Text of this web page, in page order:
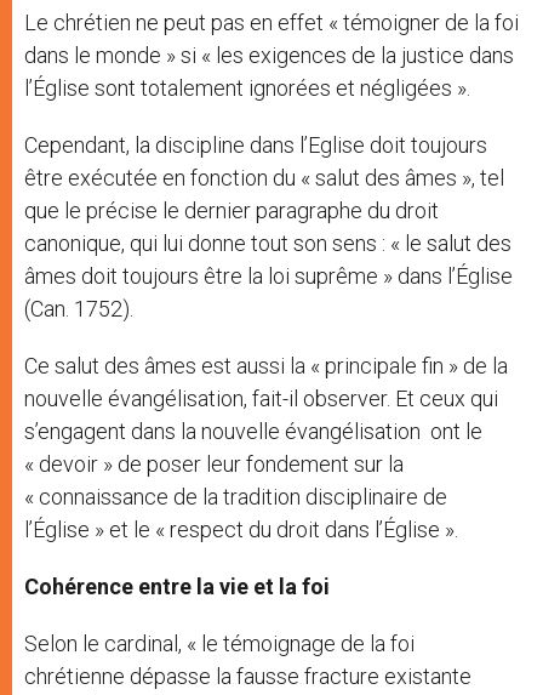
Le chrétien ne peut pas en effet « témoigner de la foi
dans le monde » si « les exigences de la justice dans
l’Église sont totalement ignorées et négligées ».
Cependant, la discipline dans l’Eglise doit toujours
être exécutée en fonction du « salut des âmes », tel
que le précise le dernier paragraphe du droit
canonique, qui lui donne tout son sens : « le salut des
âmes doit toujours être la loi suprême » dans l’Église
(Can. 1752).
Ce salut des âmes est aussi la « principale fin » de la
nouvelle évangélisation, fait-il observer. Et ceux qui
s’engagent dans la nouvelle évangélisation ont le
« devoir » de poser leur fondement sur la
« connaissance de la tradition disciplinaire de
l’Église » et le « respect du droit dans l’Église ».
Cohérence entre la vie et la foi
Selon le cardinal, « le témoignage de la foi
chrétienne dépasse la fausse fracture existante